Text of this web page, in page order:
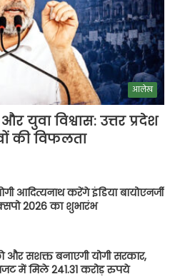
आलेख
विश्वास: उत्तर प्रदेश
की विफलता
आदित्यनाथ करेंगे इंडिया बायोएनर्जी
2026 का शुभारंभ
और सशक्त बनाएगी योगी सरकार,
में मिले 241.31 करोड़ रुपये